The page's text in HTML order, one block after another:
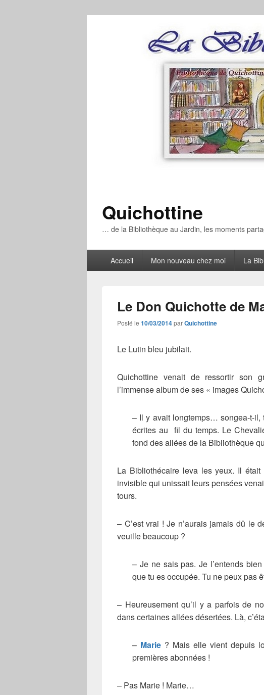
Quichottine
… de la Bibliothèque au Jardin, les moments
principalAccueil Mon nouveau chez moi La
Le Don Quichotte de
Posté le 10/03/2014parQuichottine
Le Lutin bleu jubilait.
Quichottine venait de ressortir son
l’immense album de ses « images
– Il y avait longtemps… songea-t-il,
écrites au fil du temps. Le
fond des allées de la Bibliothèque
La Bibliothécaire leva les yeux. Il
invisible qui unissait leurs pensées
tours.
– C’est vrai ! Je n’aurais jamais dû le
veuille beaucoup ?
– Je ne sais pas. Je l’entends
que tu es occupée. Tu ne peux pas
– Heureusement qu’il y a parfois de
dans certaines allées désertées. Là,
– Marie ? Mais elle vient depuis
premières abonnées !
– Pas Marie ! Marie…